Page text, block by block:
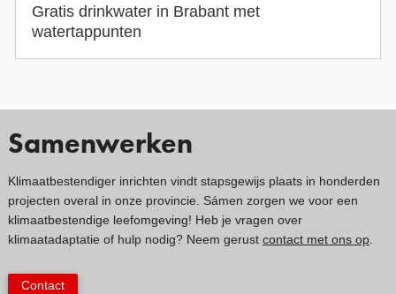
Gratis drinkwater in Brabant met
watertappunten
Samenwerken
Klimaatbestendiger inrichten vindt stapsgewijs plaats in honderden
projecten overal in onze provincie. Sámen zorgen we voor een
klimaatbestendige leefomgeving! Heb je vragen over
klimaatadaptatie of hulp nodig? Neem gerust contact met ons op.
Contact